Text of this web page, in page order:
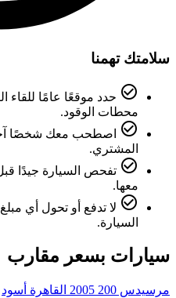
سلامتك تهمنا
check_circle_outline حدد موقعًا عامًا للقاء
محطات الوقود.
check_circle_outline
اصطحب معك شخصًا آخر
المشتري.
check_circle_outline تفحص السيارة جيدًا
معها.
check_circle_outline لا تدفع أو تحول أي
السيارة.
سيارات بسعر مقارب
مرسيدس 200 2005 القاهرة أسود